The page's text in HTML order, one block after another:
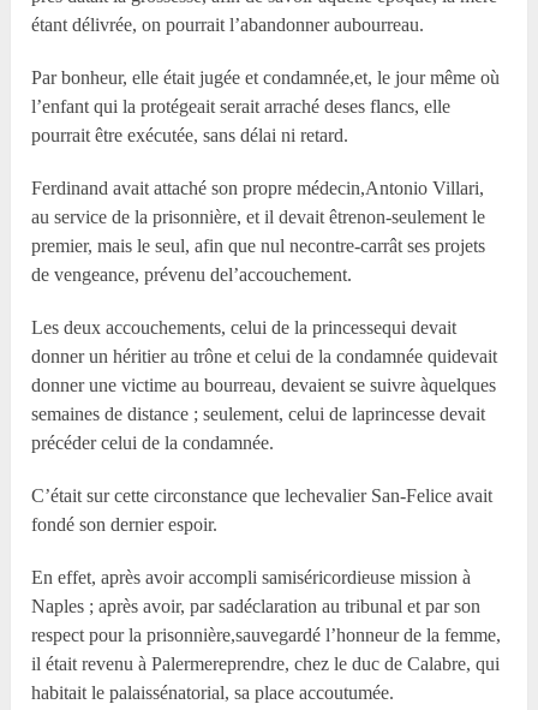
étant délivrée, on pourrait l’abandonner aubourreau.
Par bonheur, elle était jugée et condamnée,et, le jour même où
l’enfant qui la protégeait serait arraché deses flancs, elle
pourrait être exécutée, sans délai ni retard.
Ferdinand avait attaché son propre médecin,Antonio Villari,
au service de la prisonnière, et il devait êtrenon-seulement le
premier, mais le seul, afin que nul necontre-carrât ses projets
de vengeance, prévenu del’accouchement.
Les deux accouchements, celui de la princessequi devait
donner un héritier au trône et celui de la condamnée quidevait
donner une victime au bourreau, devaient se suivre àquelques
semaines de distance ; seulement, celui de laprincesse devait
précéder celui de la condamnée.
C’était sur cette circonstance que lechevalier San-Felice avait
fondé son dernier espoir.
En effet, après avoir accompli samiséricordieuse mission à
Naples ; après avoir, par sadéclaration au tribunal et par son
respect pour la prisonnière,sauvegardé l’honneur de la femme,
il était revenu à Palermereprendre, chez le duc de Calabre, qui
habitait le palaissénatorial, sa place accoutumée.